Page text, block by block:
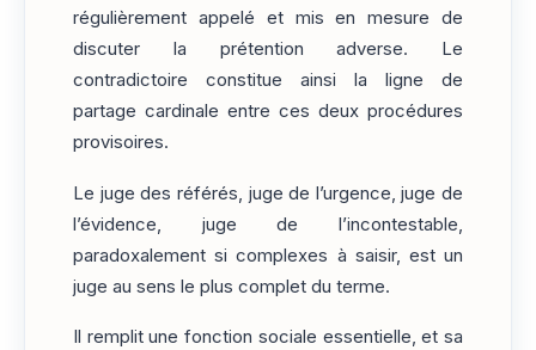
régulièrement appelé et mis en mesure de
discuter la prétention adverse. Le
contradictoire constitue ainsi la ligne de
partage cardinale entre ces deux procédures
provisoires.
Le juge des référés, juge de l’urgence, juge de
l’évidence, juge de l’incontestable,
paradoxalement si complexes à saisir, est un
juge au sens le plus complet du terme.
Il remplit une fonction sociale essentielle, et sa